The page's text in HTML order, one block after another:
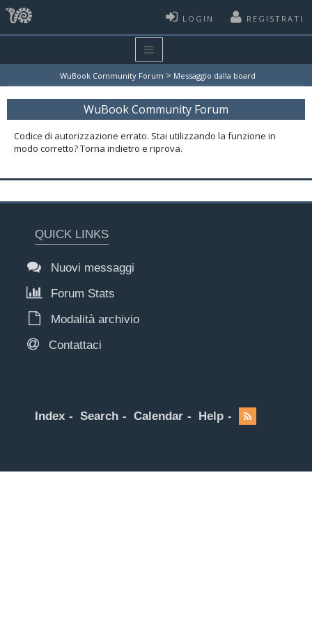
LOGIN REGISTRATI
WuBook Community Forum > Messaggio dalla board
WuBook Community Forum
Codice di autorizzazione errato. Stai utilizzando la funzione in
modo corretto? Torna indietro e riprova.
QUICK LINKS
Nuovi messaggi
Forum Stats
Modalità archivio
Contattaci
Index Search Calendar Help